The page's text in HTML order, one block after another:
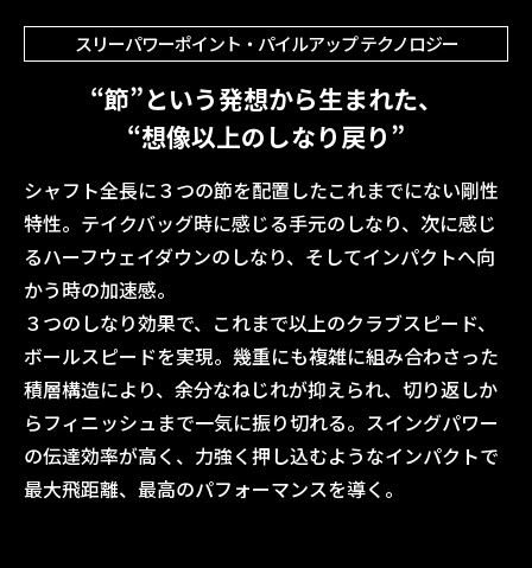
スリーパワーポイント・パイルアップ テクノロジー
“節”という発想から生まれた、
“想像以上のしなり戻り”
シャフト全長に３つの節を配置したこれまでにない剛性
特性。テイクバッグ時に感じる手元のしなり、次に感じ
るハーフウェイダウンのしなり、そしてインパクトへ向
かう時の加速感。
３つのしなり効果で、これまで以上のクラブスピード、
ボールスピードを実現。幾重にも複雑に組み合わさった
積層構造により、余分なねじれが抑えられ、切り返しか
らフィニッシュまで一気に振り切れる。スイングパワー
の伝達効率が高く、力強く押し込むようなインパクトで
最大飛距離、最高のパフォーマンスを導く。